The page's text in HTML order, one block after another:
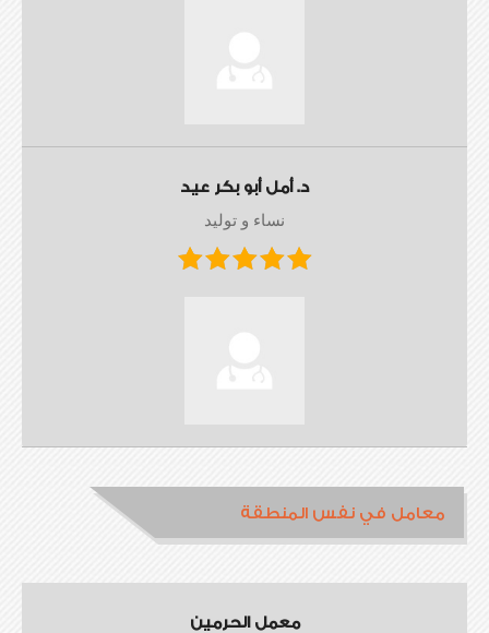
د. أمل أبو بكر عيد
نساء و توليد
معامل في نفس المنطقة
معمل الحرمين